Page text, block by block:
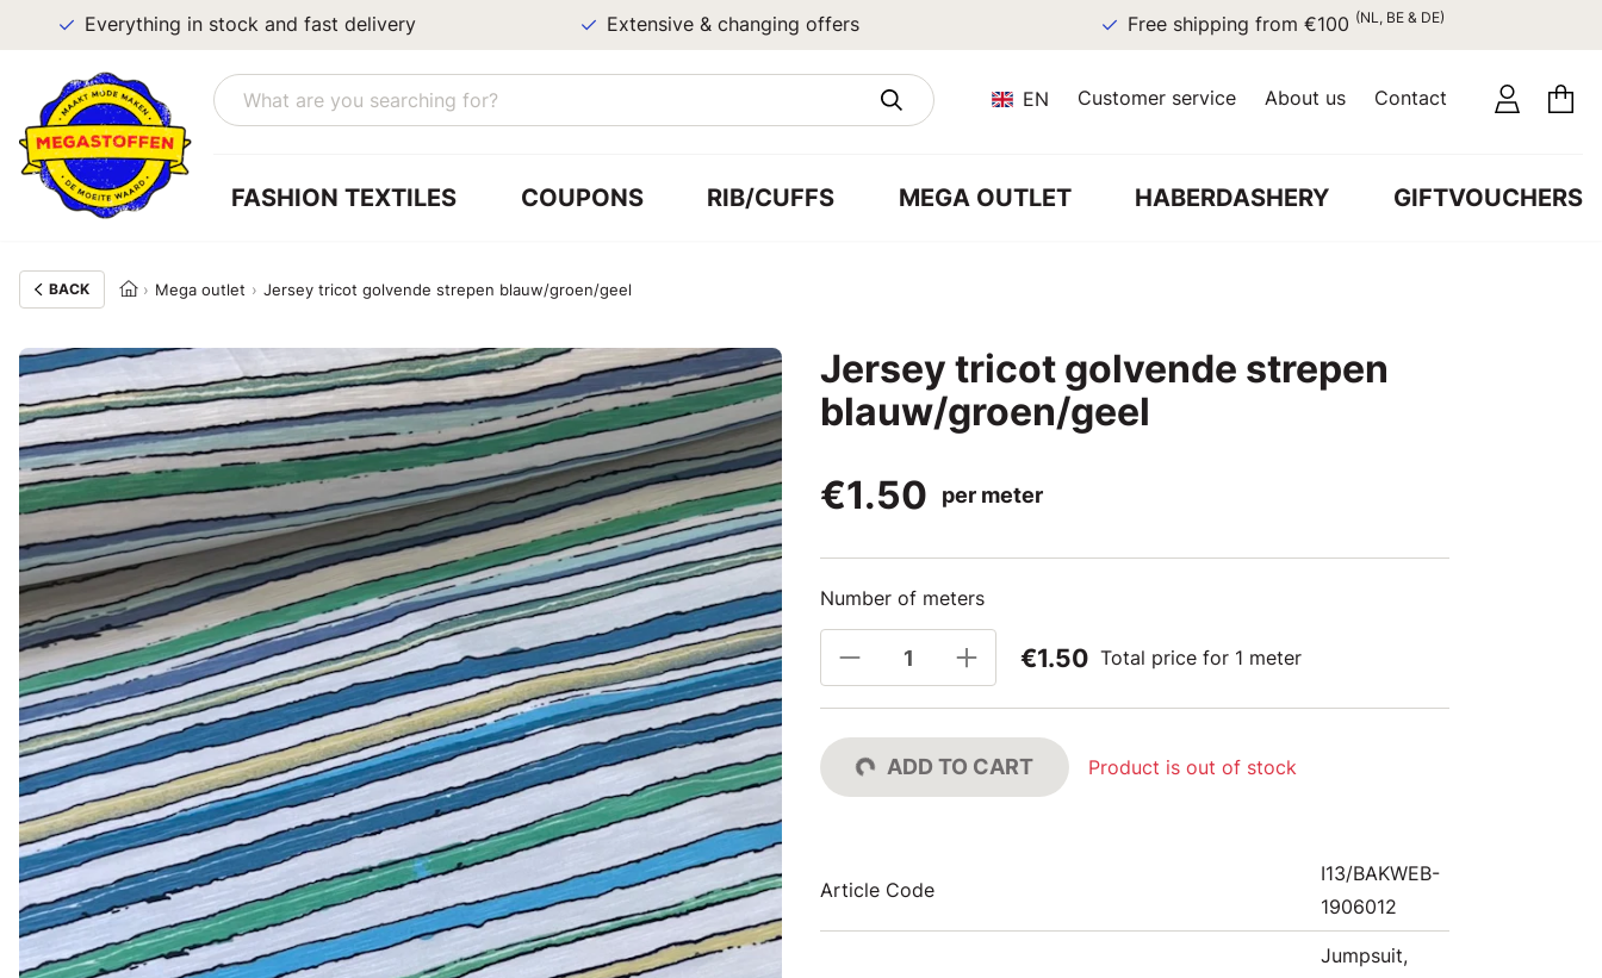
Everything in stock and fast delivery Extensive & changing offers Free shipping from €100(NL, BE & DE)
EN Customer service About us Contact
FASHION TEXTILES COUPONS RIB/CUFFS MEGA OUTLET HABERDASHERY GIFTVOUCHERS
BACK Mega outlet Jersey tricot golvende strepen blauw/groen/geel
Jersey tricot golvende strepen
blauw/groen/geel
€1.50
per meter
Number of meters
€1.50 Total price for 1 meter
ADD TO CART Product is out of stock
Article Code
I13/BAKWEB-
1906012
Jumpsuit,